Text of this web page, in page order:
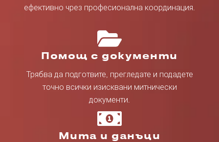
ефективно чрез професионална координация.
Помощ с документи
Трябва да подготвите, прегледате и подадете
точно всички изисквани митнически
документи.
Мита и данъци